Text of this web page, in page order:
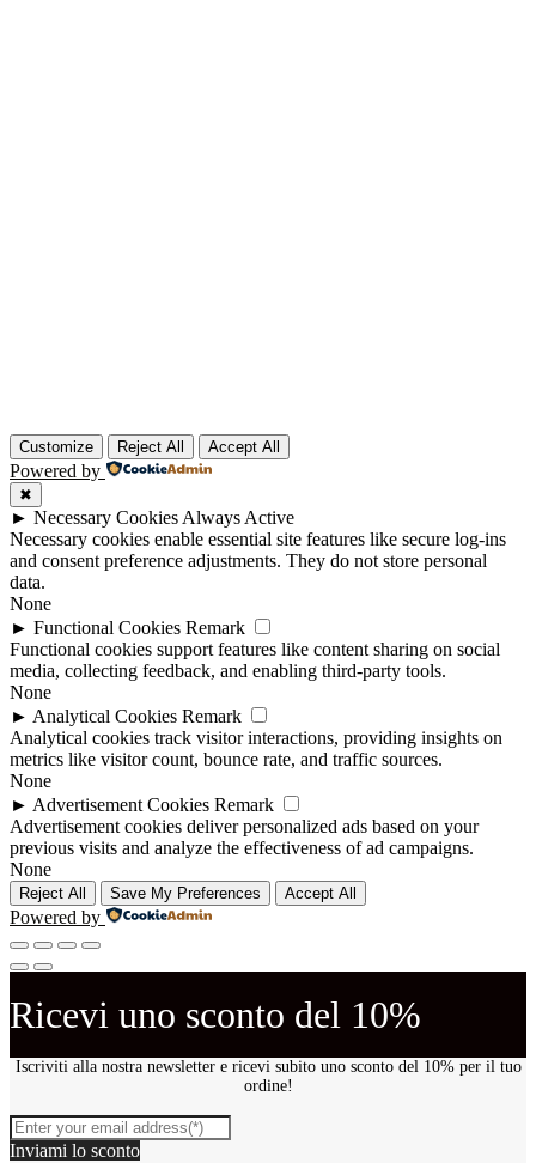
Customize Reject All Accept All
Powered by
✖
► Necessary CookiesAlways Active
Necessary cookies enable essential site features like secure log-ins
and consent preference adjustments. They do not store personal
data.
None
► Functional Cookies Remark
Functional cookies support features like content sharing on social
media, collecting feedback, and enabling third-party tools.
None
► Analytical Cookies Remark
Analytical cookies track visitor interactions, providing insights on
metrics like visitor count, bounce rate, and traffic sources.
None
► Advertisement Cookies Remark
Advertisement cookies deliver personalized ads based on your
previous visits and analyze the effectiveness of ad campaigns.
None
Reject All Save My Preferences Accept All
Powered by
Ricevi uno sconto del 10%
Iscriviti alla nostra newsletter e ricevi subito uno sconto del 10% per il tuo
ordine!
Inviami lo sconto